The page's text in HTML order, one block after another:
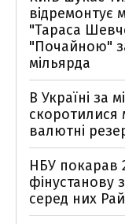
відремонтує
"Тараса
"Почайною"
мільярда
В Україні за
скоротилися
валютні
НБУ покарав
фінустанову
серед них